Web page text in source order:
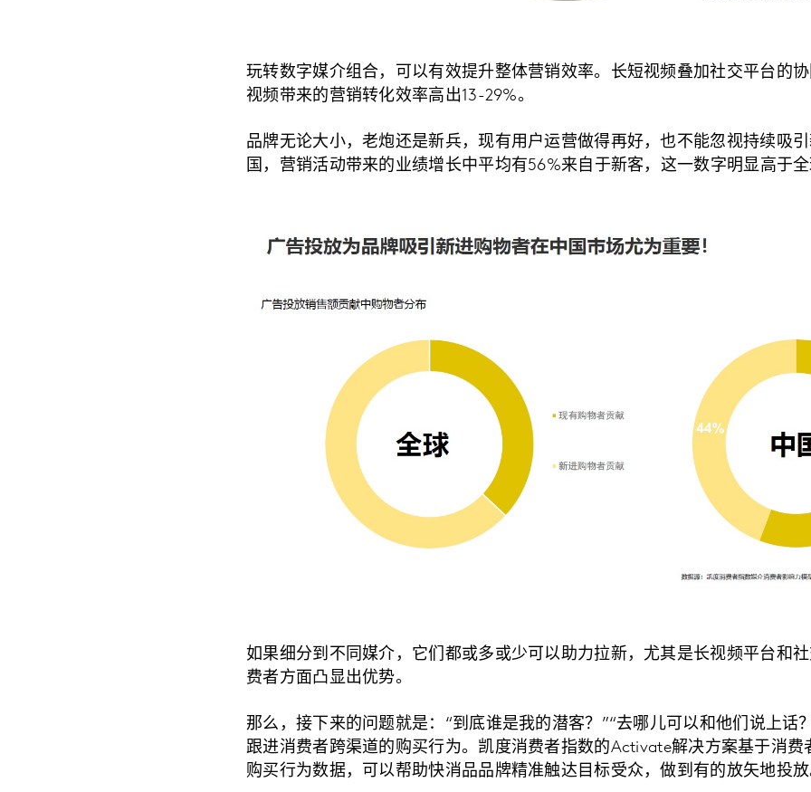
玩转数字媒介组合，可以有效提升整体营销效率。长短视频叠加社交平台的
视频带来的营销转化效率高出13-29%。
品牌无论大小，老炮还是新兵，现有用户运营做得再好，也不能忽视持续吸
国，营销活动带来的业绩增长中平均有56%来自于新客，这一数字明显高于
如果细分到不同媒介，它们都或多或少可以助力拉新，尤其是长视频平台和
费者方面凸显出优势。
那么，接下来的问题就是：“到底谁是我的潜客？”“去哪儿可以和他们说上话
跟进消费者跨渠道的购买行为。凯度消费者指数的Activate解决方案基于消费
购买行为数据，可以帮助快消品品牌精准触达目标受众，做到有的放矢地投